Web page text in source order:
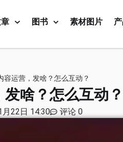
图书 素材图片
容运营，发啥？怎么互动？
发啥？怎么互动？
22日 14:30 评论 0